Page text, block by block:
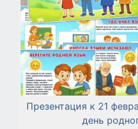
Презентация к 21
день